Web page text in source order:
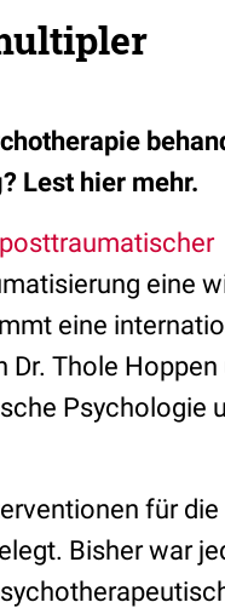
Lest hier mehr.
posttraumatischer
eine
eine
Thole Hoppen
Psychologie
für die
Bisher war